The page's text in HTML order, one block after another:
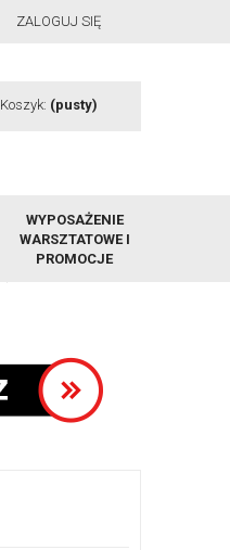
ZALOGUJ SIĘ
Koszyk: (pusty)
WYPOSAŻENIE
WARSZTATOWE I
PROMOCJE